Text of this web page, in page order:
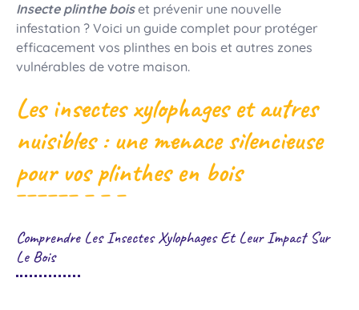
Insecte plinthe boiset prévenir une nouvelle
infestation ? Voici un guide complet pour protéger
efficacement vos plinthes en bois et autres zones
vulnérables de votre maison.
Les insectes xylophages et autres
nuisibles : une menace silencieuse
pour vos plinthes en bois
Comprendre Les Insectes Xylophages Et Leur Impact Sur
Le Bois